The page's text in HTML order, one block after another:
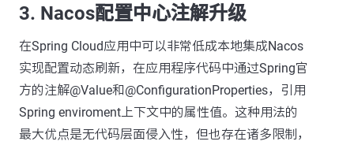
3. Nacos配置中心注解升级
在Spring Cloud应用中可以非常低成本地集成Nacos
实现配置动态刷新，在应用程序代码中通过Spring官
方的注解@Value和@ConfigurationProperties，引用
Spring enviroment上下文中的属性值。这种用法的
最大优点是无代码层面侵入性，但也存在诸多限制，